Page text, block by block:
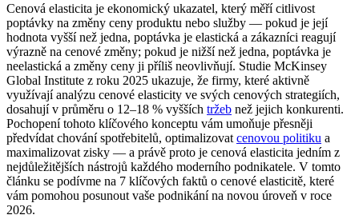
Cenová elasticita je ekonomický ukazatel, který měří citlivost
poptávky na změny ceny produktu nebo služby — pokud je její
hodnota vyšší než jedna, poptávka je elastická a zákazníci reagují
výrazně na cenové změny; pokud je nižší než jedna, poptávka je
neelastická a změny ceny ji příliš neovlivňují. Studie McKinsey
Global Institute z roku 2025 ukazuje, že firmy, které aktivně
využívají analýzu cenové elasticity ve svých cenových strategiích,
dosahují v průměru o 12–18 % vyšších tržeb než jejich konkurenti.
Pochopení tohoto klíčového konceptu vám umoňuje přesněji
předvídat chování spotřebitelů, optimalizovat cenovou politiku a
maximalizovat zisky — a právě proto je cenová elasticita jedním z
nejdůležitějších nástrojů každého moderního podnikatele. V tomto
článku se podívme na 7 klíčových faktů o cenové elasticitě, které
vám pomohou posunout vaše podnikání na novou úroveň v roce
2026.